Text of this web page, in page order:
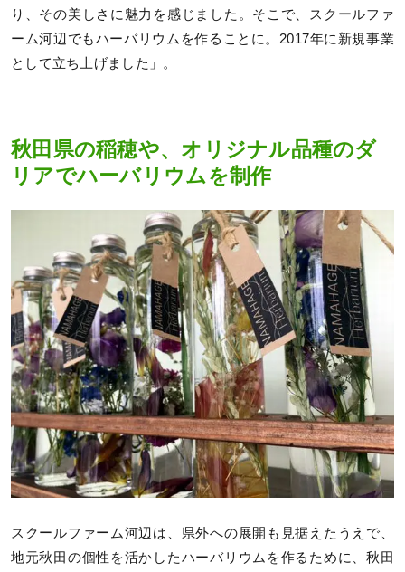
り、その美しさに魅力を感じました。そこで、スクールファ
ーム河辺でもハーバリウムを作ることに。2017年に新規事業
として立ち上げました」。
秋田県の稲穂や、オリジナル品種のダ
リアでハーバリウムを制作
スクールファーム河辺は、県外への展開も見据えたうえで、
地元秋田の個性を活かしたハーバリウムを作るために、秋田